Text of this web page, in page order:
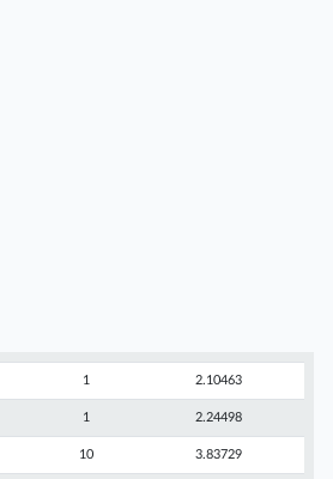
1 2.10463
1 2.24498
10 3.83729